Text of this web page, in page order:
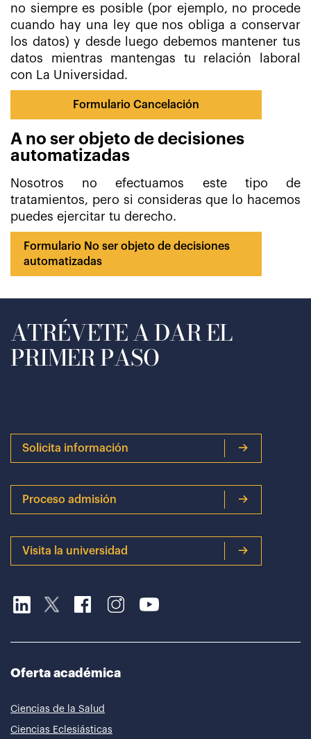
no siempre es posible (por ejemplo, no procede
cuando hay una ley que nos obliga a conservar
los datos) y desde luego debemos mantener tus
datos mientras mantengas tu relación laboral
con La Universidad.
Formulario Cancelación
A no ser objeto de decisiones
automatizadas
Nosotros no efectuamos este tipo de
tratamientos, pero si consideras que lo hacemos
puedes ejercitar tu derecho.
Formulario No ser objeto de decisiones
automatizadas
ATRÉVETE A DAR EL
PRIMER PASO
Solicita información
Proceso admisión
Visita la universidad
Oferta académica
Ciencias de la Salud
Ciencias Eclesiásticas